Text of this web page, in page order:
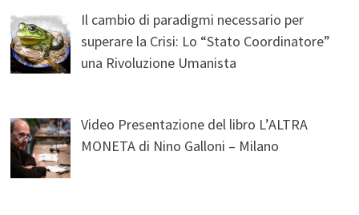
Il cambio di paradigmi necessario per
superare la Crisi: Lo “Stato Coordinatore”
una Rivoluzione Umanista
Video Presentazione del libro L’ALTRA
MONETA di Nino Galloni – Milano